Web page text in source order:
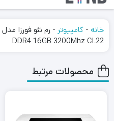
خانه - کامپیوتر -
DDR4 16GB 3200Mhz CL22
محصولات مرتبط